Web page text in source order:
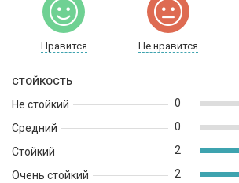
Нравится Не нравится
СТОЙКОСТЬ
Не стойкий
Средний
Стойкий
Очень стойкий
0
0
2
2